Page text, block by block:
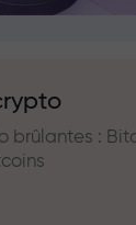
brûlantes :